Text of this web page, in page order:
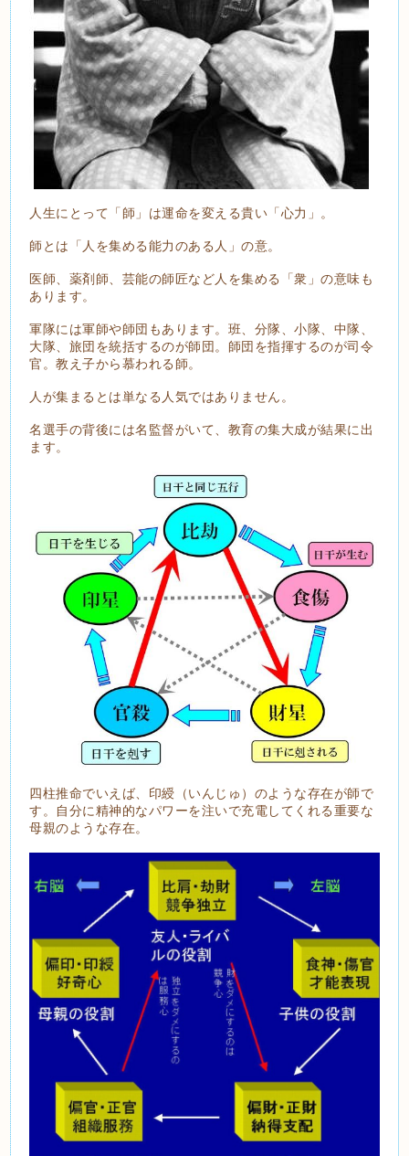
人生にとって「師」は運命を変える貴い「心力」。
師とは「人を集める能力のある人」の意。
医師、薬剤師、芸能の師匠など人を集める「衆」の意味も
あります。
軍隊には軍師や師団もあります。班、分隊、小隊、中隊、
大隊、旅団を統括するのが師団。師団を指揮するのが司令
官。教え子から慕われる師。
人が集まるとは単なる人気ではありません。
名選手の背後には名監督がいて、教育の集大成が結果に出
ます。
四柱推命でいえば、印綬（いんじゅ）のような存在が師で
す。自分に精神的なパワーを注いで充電してくれる重要な
母親のような存在。